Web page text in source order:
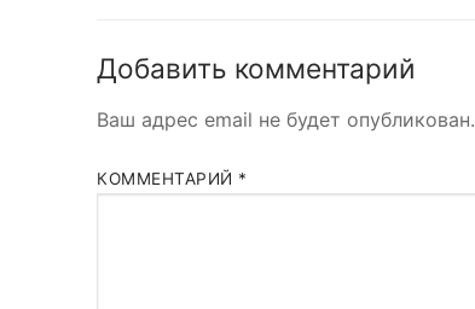
Добавить комментарий
Ваш адрес email не будет опубликован.
КОММЕНТАРИЙ *